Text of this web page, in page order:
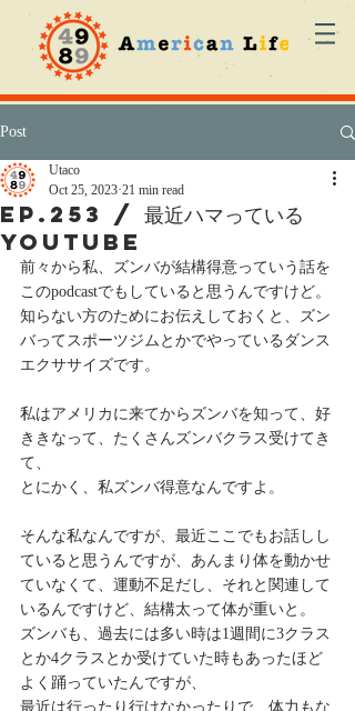
Post
ep.253 / 最近ハマっている
YouTube
Utaco
Oct 25, 2023 21 min read
前々から私、ズンバが結構得意っていう話を
このpodcastでもしていると思うんですけど。
知らない方のためにお伝えしておくと、ズン
バってスポーツジムとかでやっているダンス
エクササイズです。
私はアメリカに来てからズンバを知って、好
ききなって、たくさんズンバクラス受けてき
て、
とにかく、私ズンバ得意なんですよ。
そんな私なんですが、最近ここでもお話しし
ていると思うんですが、あんまり体を動かせ
ていなくて、運動不足だし、それと関連して
いるんですけど、結構太って体が重いと。
ズンバも、過去には多い時は1週間に3クラス
とか4クラスとか受けていた時もあったほど
よく踊っていたんですが、
最近は行ったり行けなかったりで、体力もな